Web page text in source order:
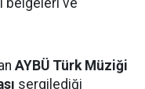
belgeleri ve
AYBÜ Türk Müziği
sergilediği